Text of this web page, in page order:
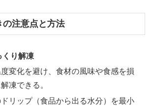
の注意点と方法
くり解凍
変化を避け、食材の風味や食感を損
凍できる。
リップ（食品から出る水分）を最小